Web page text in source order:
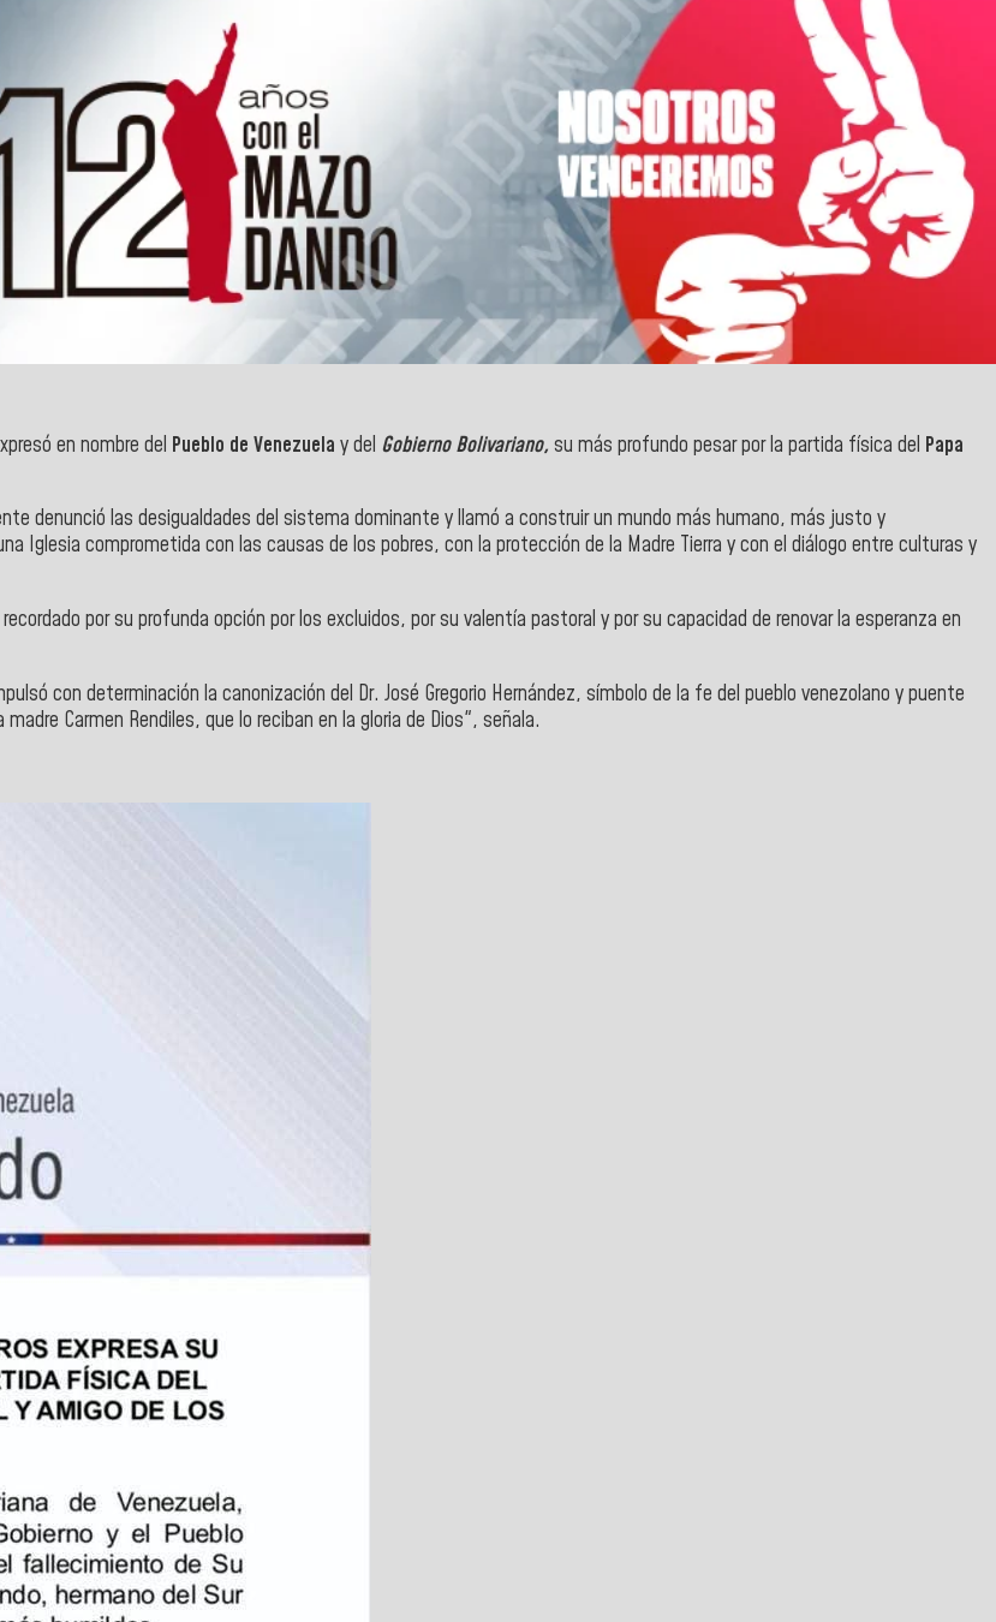
en nombre del Pueblo de Venezuela y del Gobierno Bolivariano, su más profundo pesar por la partida física del Papa
denunció las desigualdades del sistema dominante y llamó a construir un mundo más humano, más justo y
Iglesia comprometida con las causas de los pobres, con la protección de la Madre Tierra y con el diálogo entre culturas y
por su profunda opción por los excluidos, por su valentía pastoral y por su capacidad de renovar la esperanza en
con determinación la canonización del Dr. José Gregorio Hernández, símbolo de la fe del pueblo venezolano y puente
Carmen Rendiles, que lo reciban en la gloria de Dios", señala.